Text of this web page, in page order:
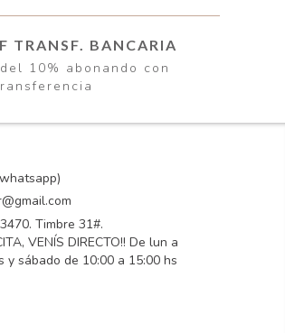
TRANSF. BANCARIA
10% abonando con
Timbre 31#.
VENÍS DIRECTO!! De lun a
y sábado de 10:00 a 15:00 hs